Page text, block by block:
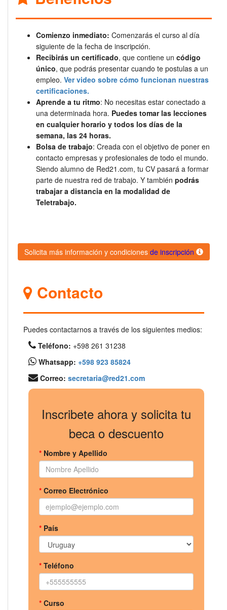
Comienzo inmediato: Comenzarás el curso al día
siguiente de la fecha de inscripción.
Recibirás un certificado, que contiene un código
único, que podrás presentar cuando te postulas a un
empleo. Ver video sobre cómo funcionan nuestras
certificaciones.
Aprende a tu ritmo: No necesitas estar conectado a
una determinada hora. Puedes tomar las lecciones
en cualquier horario y todos los días de la
semana, las 24 horas.
Bolsa de trabajo: Creada con el objetivo de poner en
contacto empresas y profesionales de todo el mundo.
Siendo alumno de Red21.com, tu CV pasará a formar
parte de nuestra red de trabajo. Y también podrás
trabajar a distancia en la modalidad de
Teletrabajo.
Solicita más información y condiciones de inscripción
Contacto
Puedes contactarnos a través de los siguientes medios:
Teléfono: +598 261 31238
Whatsapp: +598 923 85824
Correo: secretaria@red21.com
Inscribete ahora y solicita tu
beca o descuento
*Nombre y Apellido
*Correo Electrónico
*País
*Teléfono
*Curso